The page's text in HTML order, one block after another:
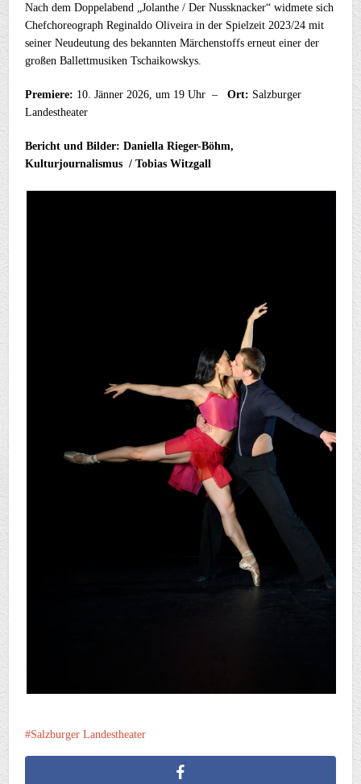
Nach dem Doppelabend „Jolanthe / Der Nussknacker“ widmete sich
Chefchoreograph Reginaldo Oliveira in der Spielzeit 2023/24 mit
seiner Neudeutung des bekannten Märchenstoffs erneut einer der
großen Ballettmusiken Tschaikowskys.
Premiere: 10. Jänner 2026, um 19 Uhr –Ort: Salzburger
Landestheater
Bericht und Bilder: Daniella Rieger-Böhm,
Kulturjournalismus / Tobias Witzgall
Salzburger Landestheater